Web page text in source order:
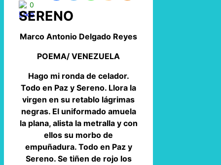
0
SERENO
Marco Antonio Delgado Reyes
POEMA/ VENEZUELA
Hago mi ronda de celador.
Todo en Paz y Sereno. Llora la
virgen en su retablo lágrimas
negras. El uniformado amuela
la plana, alista la metralla y con
ellos su morbo de
empuñadura. Todo en Paz y
Sereno. Se tiñen de rojo los